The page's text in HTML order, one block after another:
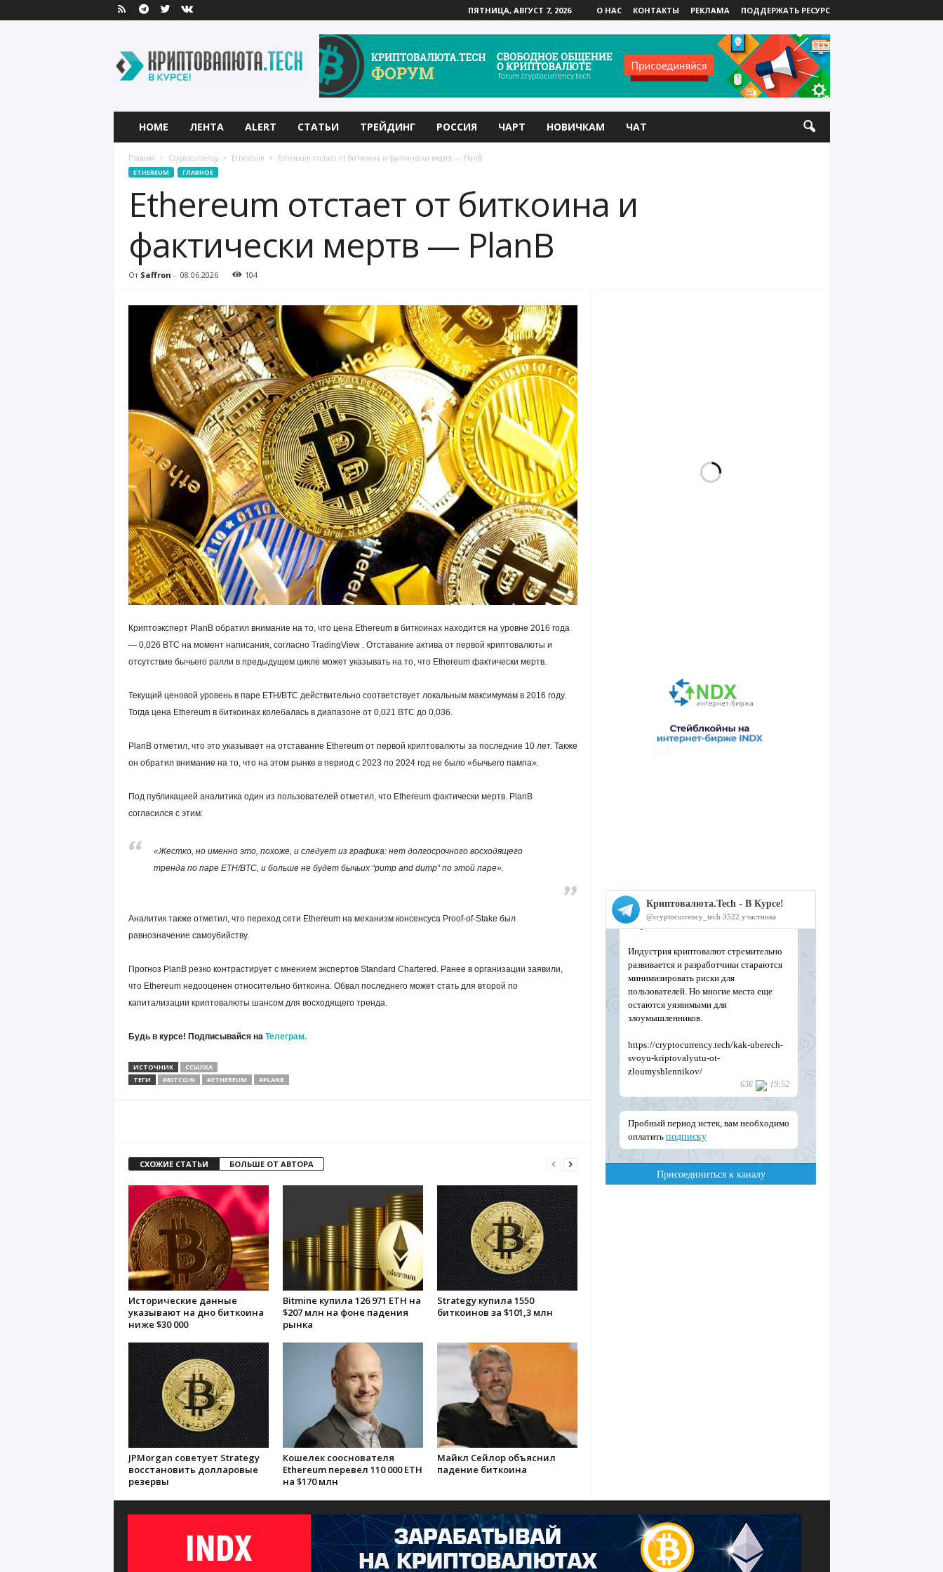
ПЯТНИЦА, АВГУСТ 7, 2026 О НАС КОНТАКТЫ РЕКЛАМА ПОДДЕРЖАТЬ РЕСУРС
и
HOME ЛЕНТА ALERT СТАТЬИ ТРЕЙДИНГ РОССИЯ ЧАРТ НОВИЧКАМ ЧАТ
Главная Cryptocurrency Ethereum Ethereum отстает от биткоина и фактически мертв — PlanB
ETHEREUM ГЛАВНОЕ
Ethereum отстает от биткоина и
фактически мертв — PlanB
От Saffron - 08.06.2026 104
Криптоэксперт PlanB обратил внимание на то, что цена Ethereum в биткоинах находится на уровне 2016 года
— 0,026 BTC на момент написания, согласно TradingView . Отставание актива от первой криптовалюты и
отсутствие бычьего ралли в предыдущем цикле может указывать на то, что Ethereum фактически мертв.
Текущий ценовой уровень в паре ETH/BTC действительно соответствует локальным максимумам в 2016 году.
Тогда цена Ethereum в биткоинах колебалась в диапазоне от 0,021 BTC до 0,036.
PlanB отметил, что это указывает на отставание Ethereum от первой криптовалюты за последние 10 лет. Также
он обратил внимание на то, что на этом рынке в период с 2023 по 2024 год не было «бычьего пампа».
Под публикацией аналитика один из пользователей отметил, что Ethereum фактически мертв. PlanB
согласился с этим:
«Жестко, но именно это, похоже, и следует из графика: нет долгосрочного восходящего
тренда по паре ETH/BTC, и больше не будет бычьих “pump and dump” по этой паре».
Аналитик также отметил, что переход сети Ethereum на механизм консенсуса Proof-of-Stake был
равнозначение самоубийству.
Прогноз PlanB резко контрастирует с мнением экспертов Standard Chartered. Ранее в организации заявили,
что Ethereum недооценен относительно биткоина. Обвал последнего может стать для второй по
капитализации криптовалюты шансом для восходящего тренда.
Будь в курсе! Подписывайся на Телеграм.
ИСТОЧНИК
ССЫЛКА
ТЕГИ
#BITCOIN #ETHEREUM #PLANB
СХОЖИЕ СТАТЬИ БОЛЬШЕ ОТ АВТОРА
Исторические данные
указывают на дно биткоина
ниже $30 000
Bitmine купила 126 971 ETH на
$207 млн на фоне падения
рынка
Strategy купила 1550
биткоинов за $101,3 млн
JPMorgan советует Strategy
восстановить долларовые
резервы
Кошелек сооснователя
Ethereum перевел 110 000 ETH
на $170 млн
Майкл Сейлор объяснил
падение биткоина